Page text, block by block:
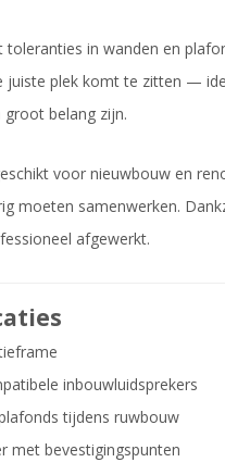
in wanden en
juiste plek komt te zitten —
groot belang zijn.
voor nieuwbouw en
moeten samenwerken.
afgewerkt.
inbouwluidsprekers
tijdens ruwbouw
met bevestigingspunten